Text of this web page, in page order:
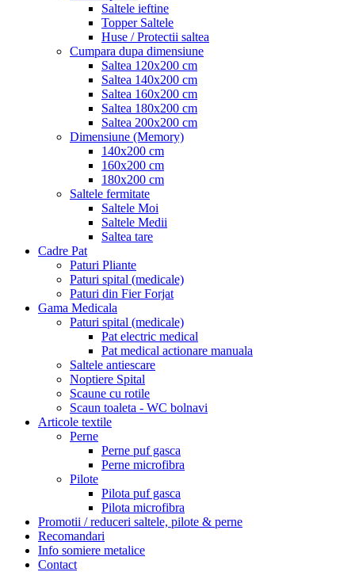
Saltele ieftine
Topper Saltele
Huse / Protectii saltea
Cumpara dupa dimensiune
Saltea 120x200 cm
Saltea 140x200 cm
Saltea 160x200 cm
Saltea 180x200 cm
Saltea 200x200 cm
Dimensiune (Memory)
140x200 cm
160x200 cm
180x200 cm
Saltele fermitate
Saltele Moi
Saltele Medii
Saltea tare
Cadre Pat
Paturi Pliante
Paturi spital (medicale)
Paturi din Fier Forjat
Gama Medicala
Paturi spital (medicale)
Pat electric medical
Pat medical actionare manuala
Saltele antiescare
Noptiere Spital
Scaune cu rotile
Scaun toaleta - WC bolnavi
Articole textile
Perne
Perne puf gasca
Perne microfibra
Pilote
Pilota puf gasca
Pilota microfibra
Promotii / reduceri saltele, pilote & perne
Recomandari
Info somiere metalice
Contact